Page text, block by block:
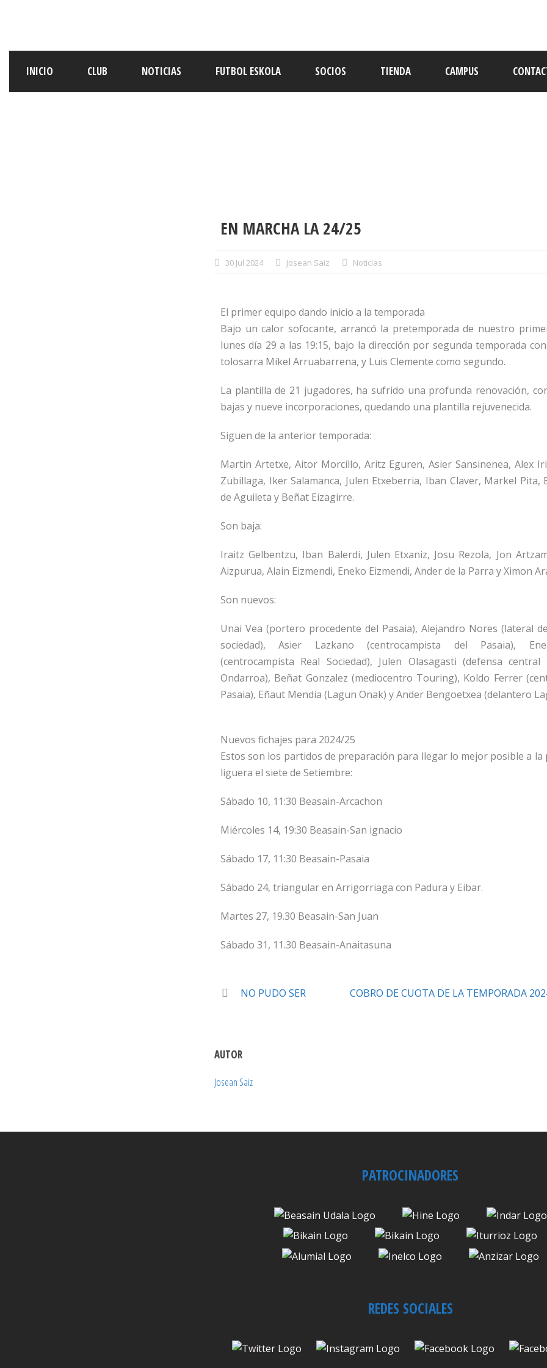
INICIO CLUB NOTICIAS FUTBOL ESKOLA SOCIOS TIENDA CAMPUS
EN MARCHA LA 24/25
30 Jul 2024 Josean Saiz Noticias
El primer equipo dando inicio a la temporada
Bajo un calor sofocante, arrancó la pretemporada de nuestro
lunes día 29 a las 19:15, bajo la dirección por segunda temporada
tolosarra Mikel Arruabarrena, y Luis Clemente como segundo.
La plantilla de 21 jugadores, ha sufrido una profunda renovación,
bajas y nueve incorporaciones, quedando una plantilla rejuvenecida.
Siguen de la anterior temporada:
Martin Artetxe, Aitor Morcillo, Aritz Eguren, Asier Sansinenea, Alex
Zubillaga, Iker Salamanca, Julen Etxeberria, Iban Claver, Markel Pita,
de Aguileta y Beñat Eizagirre.
Son baja:
Iraitz Gelbentzu, Iban Balerdi, Julen Etxaniz, Josu Rezola, Jon
Aizpurua, Alain Eizmendi, Eneko Eizmendi, Ander de la Parra y Ximon
Son nuevos:
Unai Vea (portero procedente del Pasaia), Alejandro Nores (lateral
sociedad), Asier Lazkano (centrocampista del Pasaia),
(centrocampista Real Sociedad), Julen Olasagasti (defensa
Ondarroa), Beñat Gonzalez (mediocentro Touring), Koldo Ferrer
Pasaia), Eñaut Mendia (Lagun Onak) y Ander Bengoetxea (delantero
Nuevos fichajes para 2024/25
Estos son los partidos de preparación para llegar lo mejor posible a la
liguera el siete de Setiembre:
Sábado 10, 11:30 Beasain-Arcachon
Miércoles 14, 19:30 Beasain-San ignacio
Sábado 17, 11:30 Beasain-Pasaia
Sábado 24, triangular en Arrigorriaga con Padura y Eibar.
Martes 27, 19.30 Beasain-San Juan
Sábado 31, 11.30 Beasain-Anaitasuna
NO PUDO SER COBRO DE CUOTA DE LA TEMPORADA
AUTOR
Josean Saiz
PATROCINADORES
REDES SOCIALES